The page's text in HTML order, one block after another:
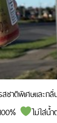
ชาติพิเศษและ
ไม่ใส่น้